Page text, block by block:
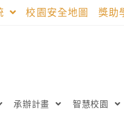
校園安全地圖 獎助
承辦計畫 智慧校園